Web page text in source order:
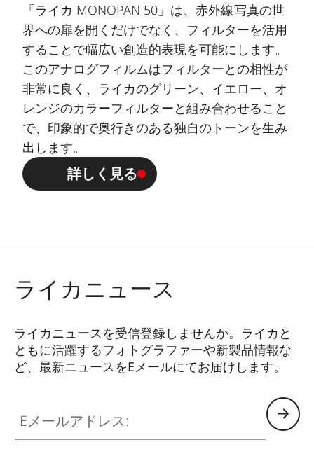
「ライカ MONOPAN 50」は、赤外線写真の世
界への扉を開くだけでなく、フィルターを活用
することで幅広い創造的表現を可能にします。
このアナログフィルムはフィルターとの相性が
非常に良く、ライカのグリーン、イエロー、オ
レンジのカラーフィルターと組み合わせること
で、印象的で奥行きのある独自のトーンを生み
出します。
詳しく見る
ライカニュース
ライカニュースを受信登録しませんか。ライカと
ともに活躍するフォトグラファーや新製品情報な
ど、最新ニュースをEメールにてお届けします。